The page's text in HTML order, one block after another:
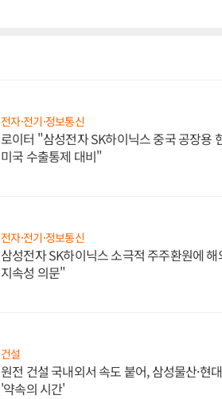
전자·전기·정보통신
로이터 "삼성전자 SK하이닉스 중국 공장용
미국 수출통제 대비"
전자·전기·정보통신
삼성전자 SK하이닉스 소극적 주주환원에
지속성 의문"
건설
원전 건설 국내외서 속도 붙어, 삼성물산·현
'약속의 시간'